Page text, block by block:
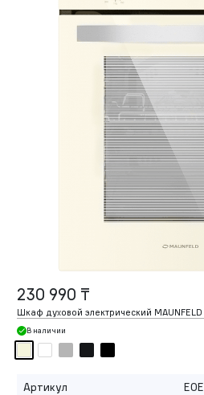
230 990 ₸
Шкаф духовой электрический MAUNFELD
В наличии
Артикул